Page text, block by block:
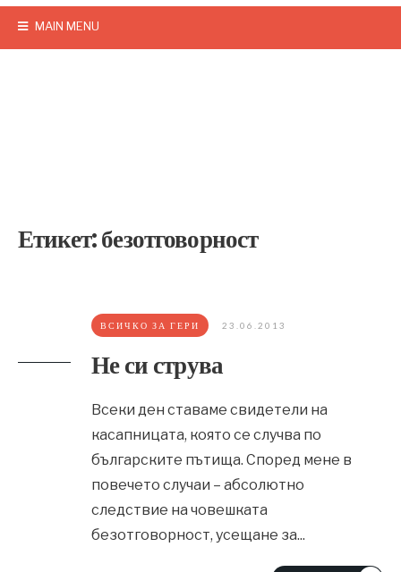
MAIN MENU
Етикет:безотговорност
ВСИЧКО ЗА ГЕРИ 23.06.2013
Не си струва
Всеки ден ставаме свидетели на
касапницата, която се случва по
българските пътища. Според мене в
повечето случаи – абсолютно
следствие на човешката
безотговорност, усещане за...